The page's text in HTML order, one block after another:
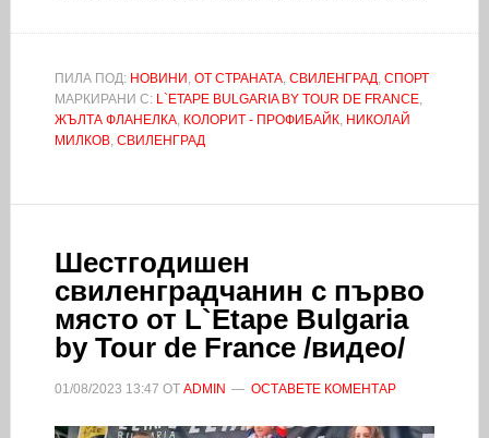
ПИЛА ПОД: НОВИНИ , ОТ СТРАНАТА, СВИЛЕНГРАД, СПОРТ
МАРКИРАНИ С: L`ETAPE BULGARIA BY TOUR DE FRANCE,
ЖЪЛТА ФЛАНЕЛКА, КОЛОРИТ - ПРОФИБАЙК, НИКОЛАЙ
МИЛКОВ, СВИЛЕНГРАД
Шестгодишен
свиленградчанин с първо
място от L`Etape Bulgaria
by Tour de France /видео/
01/08/2023 13:47 ОТ ADMIN ОСТАВЕТЕ КОМЕНТАР